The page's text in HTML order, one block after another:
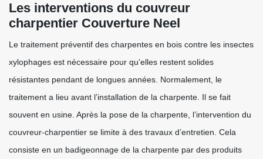
Les interventions du couvreur
charpentier Couverture Neel
Le traitement préventif des charpentes en bois contre les insectes
xylophages est nécessaire pour qu’elles restent solides
résistantes pendant de longues années. Normalement, le
traitement a lieu avant l’installation de la charpente. Il se fait
souvent en usine. Après la pose de la charpente, l’intervention du
couvreur-charpentier se limite à des travaux d’entretien. Cela
consiste en un badigeonnage de la charpente par des produits